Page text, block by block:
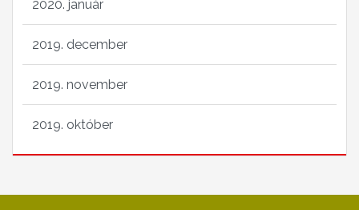
2020. január
2019. december
2019. november
2019. október